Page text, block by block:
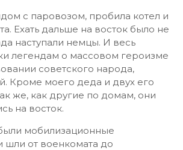
с паровозом, пробила котел и
Ехать дальше на восток было не
наступали немцы. И весь
легендам о массовом героизме
советского народа,
Кроме моего деда и двух его
же, как другие по домам, они
на восток.
мобилизационные
шли от военкомата до